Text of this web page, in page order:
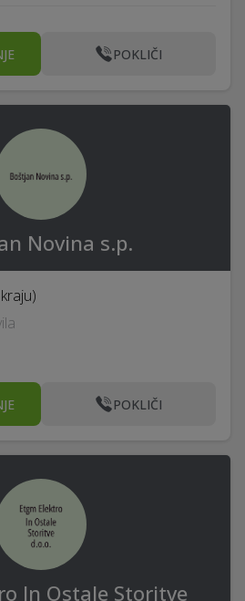
POKLIČI
Novina s.p.
POKLIČI
In Ostale Storitve